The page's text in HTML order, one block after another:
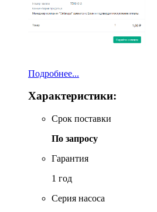
Подробнее...
Характеристики:
Срок поставки
По запросу
Гарантия
1 год
Серия насоса